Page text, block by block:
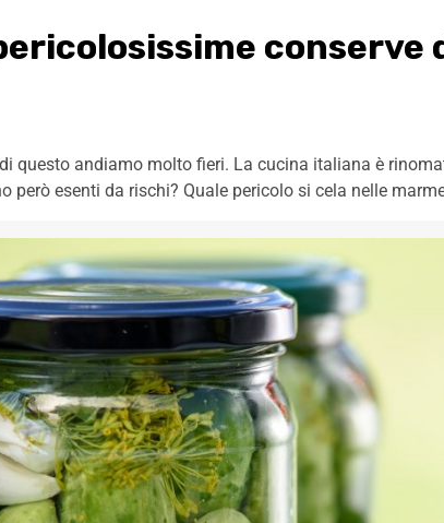
conserve
questo andiamo molto fieri. La cucina italiana è
però esenti da rischi? Quale pericolo si cela nelle